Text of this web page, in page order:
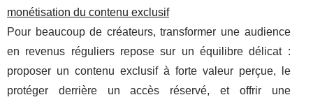
monétisation du contenu exclusif
Pour beaucoup de créateurs, transformer une audience
en revenus réguliers repose sur un équilibre délicat :
proposer un contenu exclusif à forte valeur perçue, le
protéger derrière un accès réservé, et offrir une